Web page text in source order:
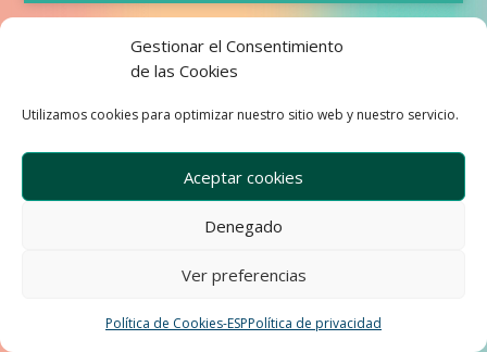
Gestionar el Consentimiento
de las Cookies
Utilizamos cookies para optimizar nuestro sitio web y nuestro servicio.
Aceptar cookies
Denegado
Ver preferencias
Política de Cookies-ESPPolítica de privacidad